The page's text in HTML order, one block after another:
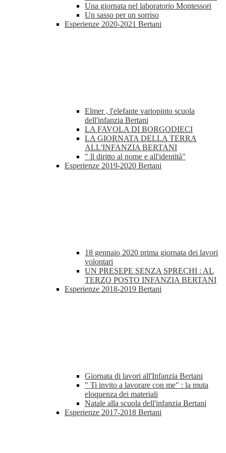
Una giornata nel laboratorio Montessori
Un sasso per un sorriso
Esperienze 2020-2021 Bertani
Elmer , l'elefante variopinto scuola
dell'infanzia Bertani
LA FAVOLA DI BORGODIECI
LA GIORNATA DELLA TERRA
ALL'INFANZIA BERTANI
" ll diritto al nome e all'identità"
Esperienze 2019-2020 Bertani
18 gennaio 2020 prima giornata dei lavori
volontari
UN PRESEPE SENZA SPRECHI : AL
TERZO POSTO INFANZIA BERTANI
Esperienze 2018-2019 Bertani
Giornata di lavori all'Infanzia Bertani
" Ti invito a lavorare con me" : la muta
eloquenza dei materiali
Natale alla scuola dell'infanzia Bertani
Esperienze 2017-2018 Bertani